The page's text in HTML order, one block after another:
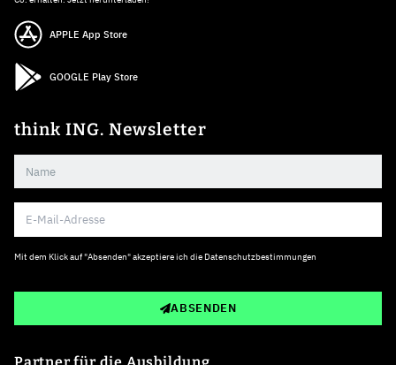
APPLE App Store
GOOGLE Play Store
think ING. Newsletter
Mit dem Klick auf "Absenden" akzeptiere ich die Datenschutzbestimmungen
ABSENDEN